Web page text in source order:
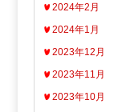
2024年2月
2024年1月
2023年12月
2023年11月
2023年10月